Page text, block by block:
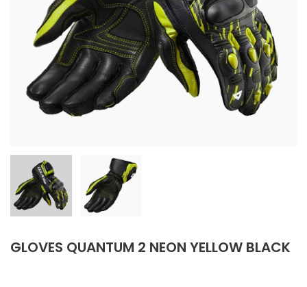
GLOVES QUANTUM 2 NEON YELLOW BLACK